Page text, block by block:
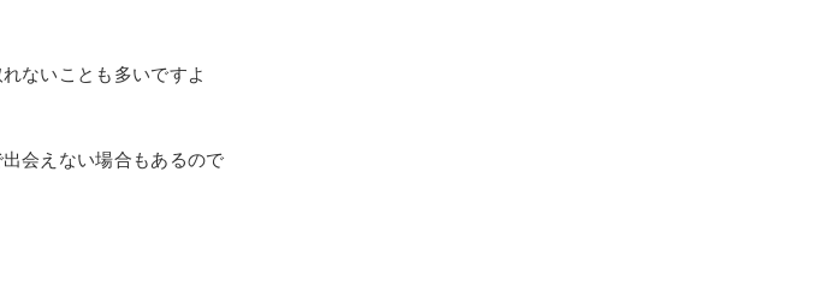
ないことも多いですよ
会えない場合もあるので